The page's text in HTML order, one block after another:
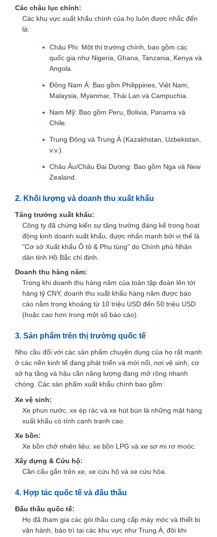
Các châu lục chính:
Các khu vực xuất khẩu chính của họ luôn được nhắc đến
là:
Châu Phi: Một thị trường chính, bao gồm các
quốc gia như Nigeria, Ghana, Tanzania, Kenya và
Angola.
Đông Nam Á: Bao gồm Philippines, Việt Nam,
Malaysia, Myanmar, Thái Lan và Campuchia.
Nam Mỹ: Bao gồm Peru, Bolivia, Panama và
Chile.
Trung Đông và Trung Á (Kazakhstan, Uzbekistan,
v.v.).
Châu Âu/Châu Đại Dương: Bao gồm Nga và New
Zealand.
2. Khối lượng và doanh thu xuất khẩu
Tăng trưởng xuất khẩu:
Công ty đã chứng kiến sự tăng trưởng đáng kể trong hoạt
động kinh doanh xuất khẩu, được nhấn mạnh bởi vị thế là
"Cơ sở Xuất khẩu Ô tô & Phụ tùng" do Chính phủ Nhân
dân tỉnh Hồ Bắc chỉ định.
Doanh thu hàng năm:
Trong khi doanh thu hàng năm của toàn tập đoàn lên tới
hàng tỷ CNY, doanh thu xuất khẩu hàng năm được báo
cáo nằm trong khoảng từ 10 triệu USD đến 50 triệu USD
(hoặc cao hơn trong một số báo cáo).
3. Sản phẩm trên thị trường quốc tế
Nhu cầu đối với các sản phẩm chuyên dụng của họ rất mạnh
ở các nền kinh tế đang phát triển và mới nổi, nơi vệ sinh, cơ
sở hạ tầng và hậu cần năng lượng đang mở rộng nhanh
chóng. Các sản phẩm xuất khẩu chính bao gồm:
Xe vệ sinh:
Xe phun nước, xe ép rác và xe hút bùn là những mặt hàng
xuất khẩu có tính cạnh tranh cao.
Xe bồn:
Xe bồn chở nhiên liệu, xe bồn LPG và xe sơ mi rơ moóc.
Xây dựng & Cứu hộ:
Cần cẩu gắn trên xe, xe cứu hộ và xe cứu hỏa.
4. Hợp tác quốc tế và đấu thầu
Đấu thầu quốc tế:
Họ đã tham gia các gói thầu cung cấp máy móc và thiết bị
vận hành, bảo trì tại các khu vực như Trung Á, đôi khi